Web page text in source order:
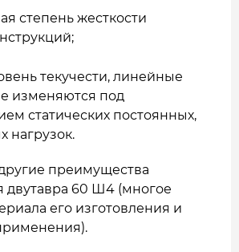
степень жесткости
текучести, линейные
изменяются под
статических постоянных,
нагрузок.
преимущества
двутавра 60 Ш4 (многое
его изготовления и